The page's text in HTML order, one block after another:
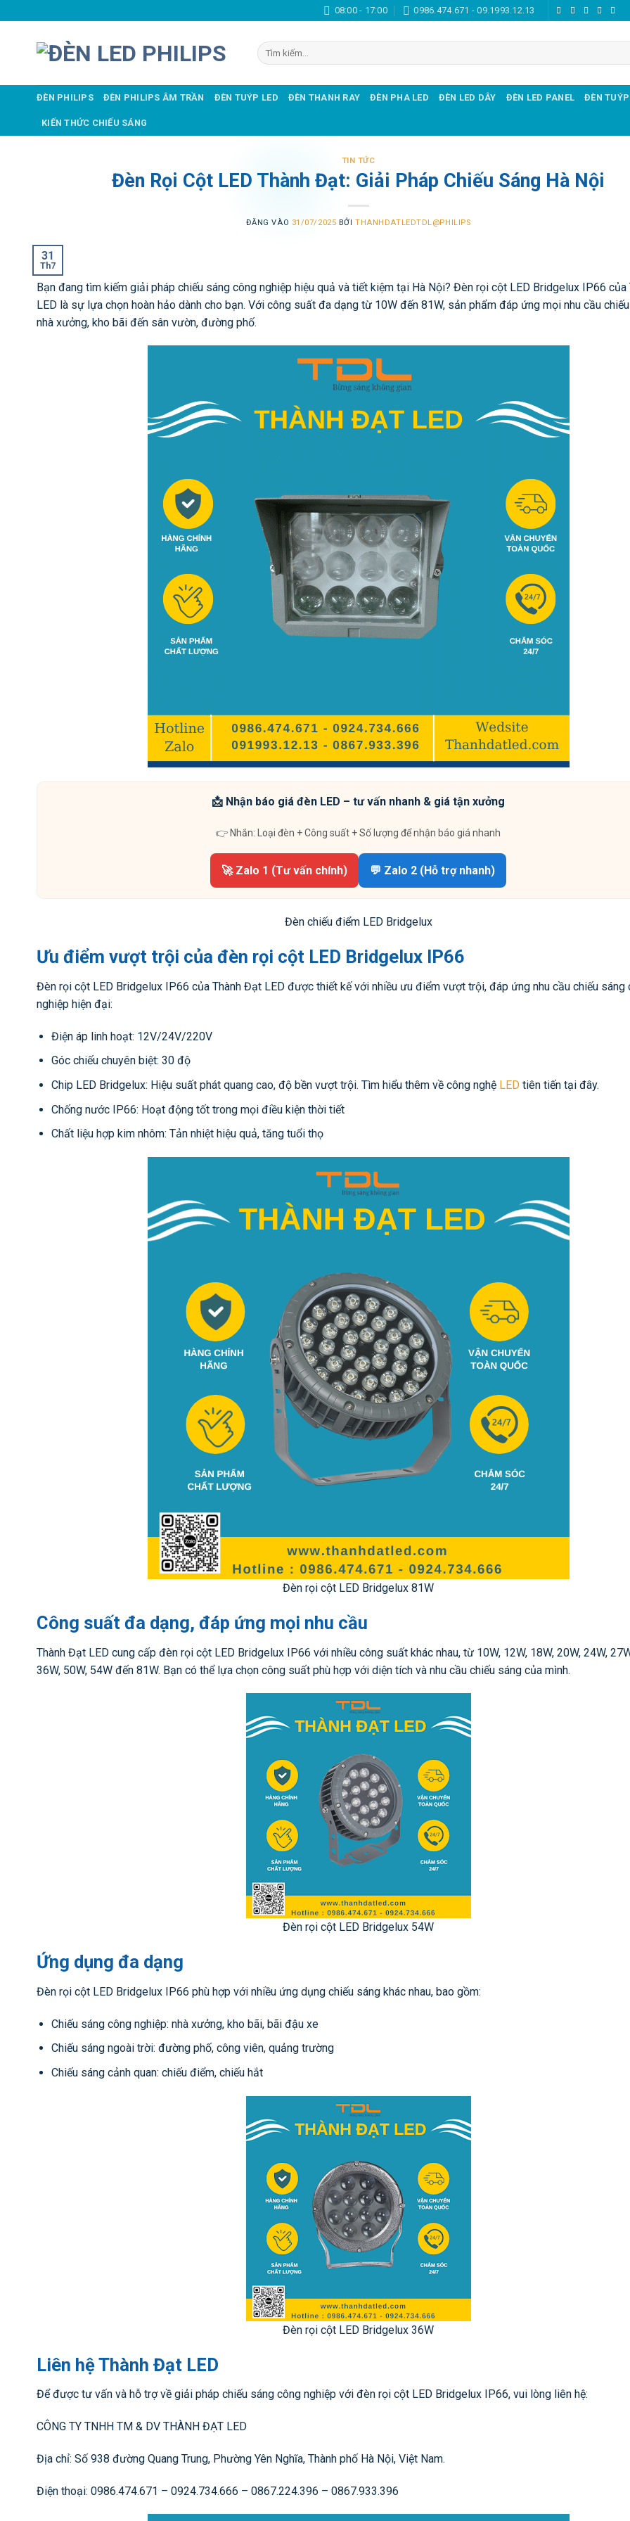
qua
08:00 - 17:00 0986.474.671 - 09.1993.12.13
Tìm
kiếm:
ĐÈN PHILIPS ĐÈN PHILIPS ÂM TRẦN ĐÈN TUÝP LED ĐÈN THANH RAY ĐÈN PHA LED ĐÈN LED DÂY ĐÈN LED PANEL ĐÈN
KIẾN THỨC CHIẾU SÁNG
TIN TỨC
Đèn Rọi Cột LED Thành Đạt: Giải Pháp Chiếu Sáng Hà Nội
ĐĂNG VÀO 31/07/2025 BỞITHANHDATLEDTDL@PHILIPS
31
Th7
Bạn đang tìm kiếm giải pháp chiếu sáng công nghiệp hiệu quả và tiết kiệm tại Hà Nội? Đèn rọi cột LED Bridgelux IP66 của
LED là sự lựa chọn hoàn hảo dành cho bạn. Với công suất đa dạng từ 10W đến 81W, sản phẩm đáp ứng mọi nhu cầu
nhà xưởng, kho bãi đến sân vườn, đường phố.
📩 Nhận báo giá đèn LED – tư vấn nhanh & giá tận xưởng
👉 Nhắn: Loại đèn + Công suất + Số lượng để nhận báo giá nhanh
🚀 Zalo 1 (Tư vấn chính) 💬 Zalo 2 (Hỗ trợ nhanh)
Đèn chiếu điểm LED Bridgelux
Ưu điểm vượt trội của đèn rọi cột LED Bridgelux IP66
Đèn rọi cột LED Bridgelux IP66 của Thành Đạt LED được thiết kế với nhiều ưu điểm vượt trội, đáp ứng nhu cầu chiếu sáng
nghiệp hiện đại:
Điện áp linh hoạt: 12V/24V/220V
Góc chiếu chuyên biệt: 30 độ
Chip LED Bridgelux: Hiệu suất phát quang cao, độ bền vượt trội. Tìm hiểu thêm về công nghệ LED tiên tiến tại đây.
Chống nước IP66: Hoạt động tốt trong mọi điều kiện thời tiết
Chất liệu hợp kim nhôm: Tản nhiệt hiệu quả, tăng tuổi thọ
Đèn rọi cột LED Bridgelux 81W
Công suất đa dạng, đáp ứng mọi nhu cầu
Thành Đạt LED cung cấp đèn rọi cột LED Bridgelux IP66 với nhiều công suất khác nhau, từ 10W, 12W, 18W, 20W, 24W,
36W, 50W, 54W đến 81W. Bạn có thể lựa chọn công suất phù hợp với diện tích và nhu cầu chiếu sáng của mình.
Đèn rọi cột LED Bridgelux 54W
Ứng dụng đa dạng
Đèn rọi cột LED Bridgelux IP66 phù hợp với nhiều ứng dụng chiếu sáng khác nhau, bao gồm:
Chiếu sáng công nghiệp: nhà xưởng, kho bãi, bãi đậu xe
Chiếu sáng ngoài trời: đường phố, công viên, quảng trường
Chiếu sáng cảnh quan: chiếu điểm, chiếu hắt
Đèn rọi cột LED Bridgelux 36W
Liên hệ Thành Đạt LED
Để được tư vấn và hỗ trợ về giải pháp chiếu sáng công nghiệp với đèn rọi cột LED Bridgelux IP66, vui lòng liên hệ:
CÔNG TY TNHH TM & DV THÀNH ĐẠT LED
Địa chỉ: Số 938 đường Quang Trung, Phường Yên Nghĩa, Thành phố Hà Nội, Việt Nam.
Điện thoại: 0986.474.671 – 0924.734.666 – 0867.224.396 – 0867.933.396